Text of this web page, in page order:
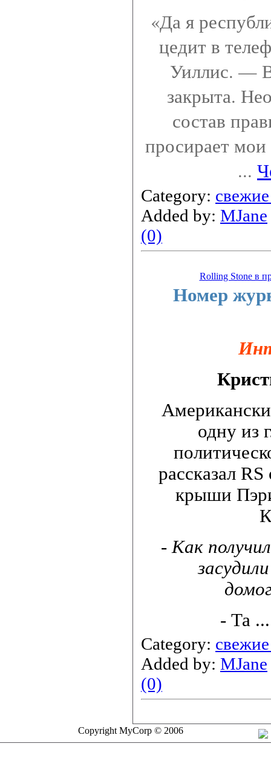
«Да я
цедит в
Уиллис. —
закрыта.
состав
просирает
...
Category:
Added by: MJane
(0)
Rolling Stone в
Номер
одну из
рассказал
крыши
- Как
- Та
Category:
Added by: MJane
(0)
Copyright MyCorp © 2006